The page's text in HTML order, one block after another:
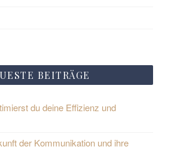
BEITRÄGE
du deine Effizienz und
der Kommunikation und ihre